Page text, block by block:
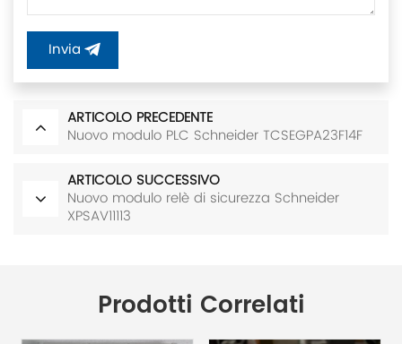
Invia
ARTICOLO PRECEDENTE
Nuovo modulo PLC Schneider TCSEGPA23F14F
ARTICOLO SUCCESSIVO
Nuovo modulo relè di sicurezza Schneider
XPSAV11113
Prodotti Correlati